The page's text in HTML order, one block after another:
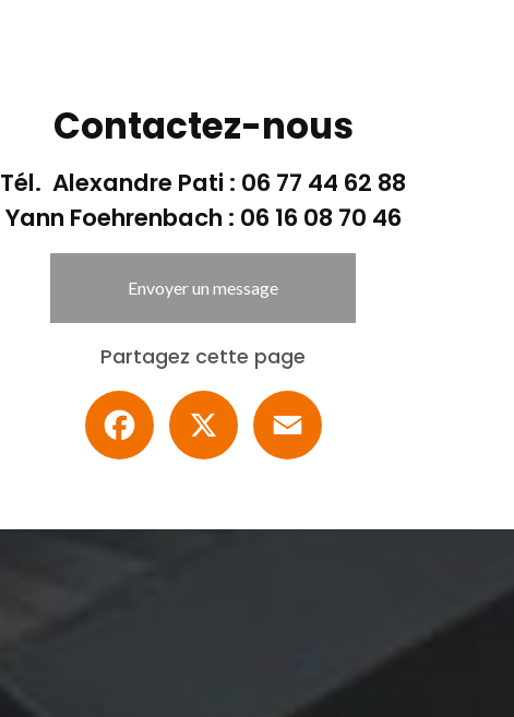
Contactez-nous
Tél. Alexandre Pati : 06 77 44 62 88
Yann Foehrenbach : 06 16 08 70 46
Envoyer un message
Partagez cette page
Facebook